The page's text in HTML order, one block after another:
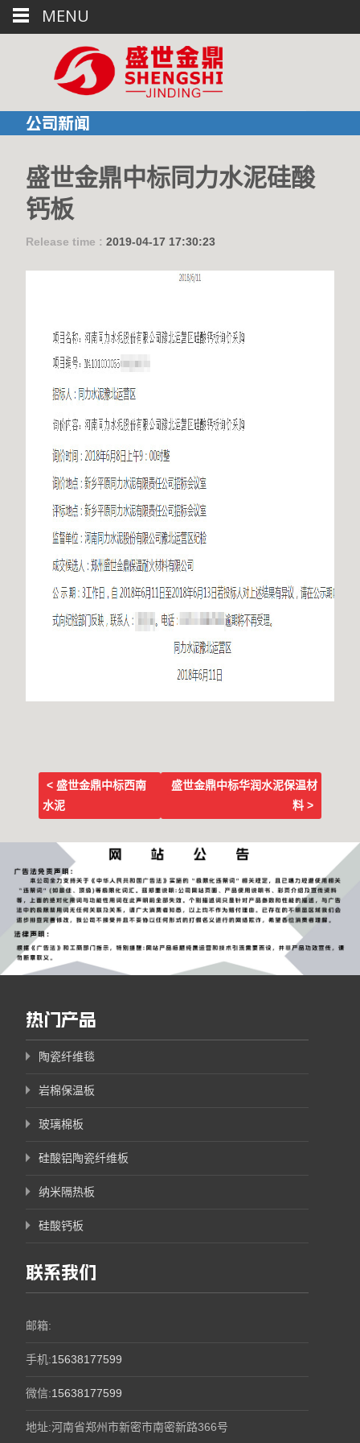
公司新闻
盛世金鼎中标同力水泥硅酸
钙板
Release time : 2019-04-17 17:30:23
Post navigation
< 盛世金鼎中标西南
水泥
盛世金鼎中标华润水泥保温材
料 >
热门产品
陶瓷纤维毯
岩棉保温板
玻璃棉板
硅酸铝陶瓷纤维板
纳米隔热板
硅酸钙板
联系我们
邮箱:
手机:15638177599
微信:15638177599
地址:河南省郑州市新密市南密新路366号
MENU